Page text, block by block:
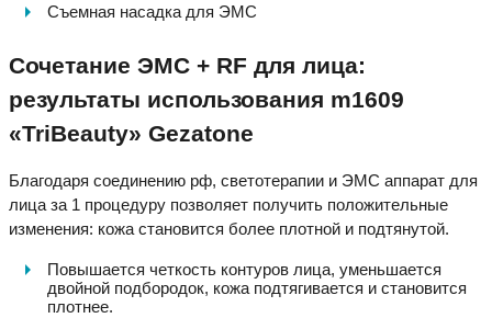
Съемная насадка для ЭМС
Сочетание ЭМС + RF для лица:
результаты использования m1609
«TriBeauty» Gezatone
Благодаря соединению рф, светотерапии и ЭМС аппарат для
лица за 1 процедуру позволяет получить положительные
изменения: кожа становится более плотной и подтянутой.
Повышается четкость контуров лица, уменьшается
двойной подбородок, кожа подтягивается и становится
плотнее.